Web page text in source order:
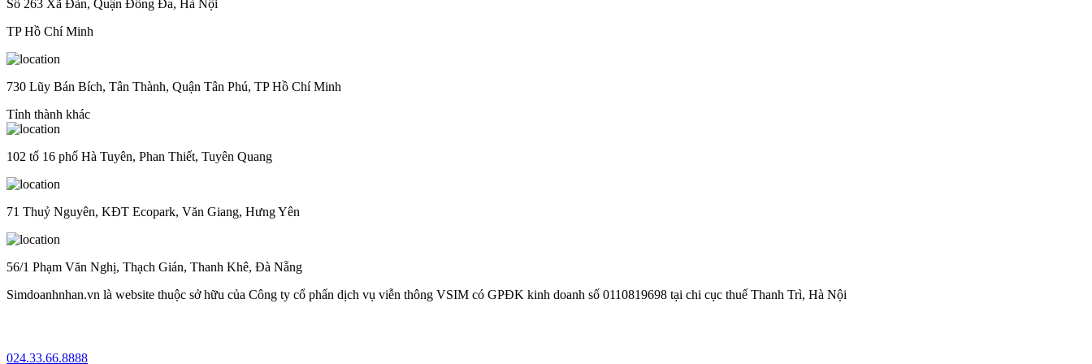
Số 263 Xã Đàn, Quận Đống Đa, Hà Nội
TP Hồ Chí Minh
730 Lũy Bán Bích, Tân Thành, Quận Tân Phú, TP Hồ Chí Minh
Tỉnh thành khác
102 tổ 16 phố Hà Tuyên, Phan Thiết, Tuyên Quang
71 Thuỷ Nguyên, KĐT Ecopark, Văn Giang, Hưng Yên
56/1 Phạm Văn Nghị, Thạch Gián, Thanh Khê, Đà Nẵng
Simdoanhnhan.vn là website thuộc sở hữu của Công ty cổ phẩn dịch vụ viễn thông VSIM có GPĐK kinh doanh số 0110819698 tại chi cục thuế Thanh Trì, Hà Nội
024.33.66.8888